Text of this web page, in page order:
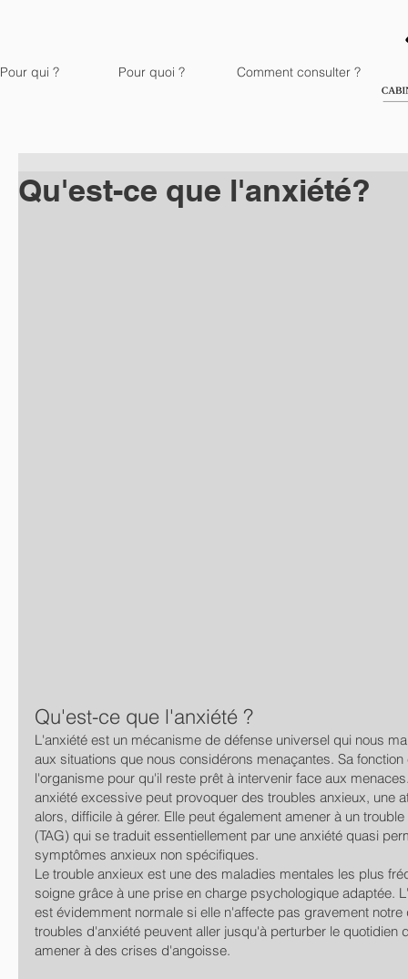
Pour qui ? Pour quoi ? Comment consulter ?
Qu'est-ce que l'anxiété?
Qu'est-ce que l'anxiété ?
L'anxiété est un mécanisme de défense universel qui nous
aux situations que nous considérons menaçantes. Sa
l'organisme pour qu'il reste prêt à intervenir face aux
anxiété excessive peut provoquer des troubles anxieux, une
alors, difficile à gérer. Elle peut également amener à un
(TAG) qui se traduit essentiellement par une anxiété quasi
symptômes anxieux non spécifiques.
Le trouble anxieux est une des maladies mentales les plus
soigne grâce à une prise en charge psychologique adaptée.
est évidemment normale si elle n'affecte pas gravement
troubles d'anxiété peuvent aller jusqu'à perturber le quotidien
amener à des crises d'angoisse.